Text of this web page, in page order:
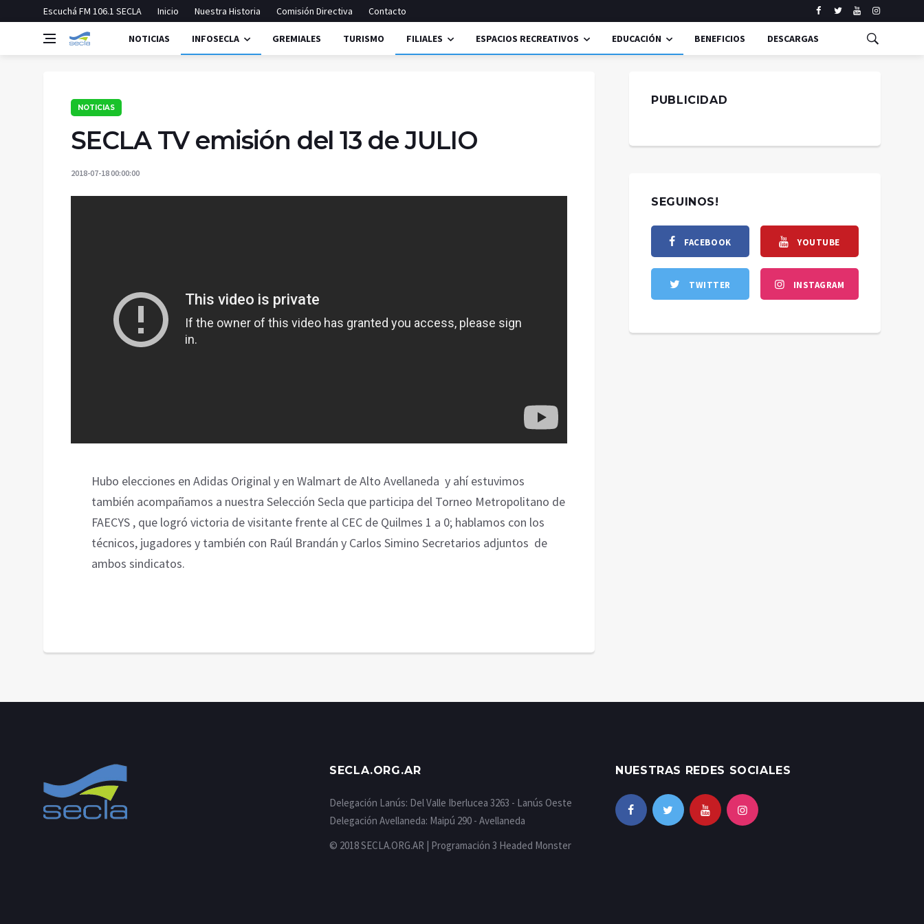
Escuchá FM 106.1 SECLA Inicio Nuestra Historia Comisión Directiva Contacto
NOTICIAS INFOSECLA GREMIALES TURISMO FILIALES ESPACIOS RECREATIVOS EDUCACIÓN BENEFICIOS DESCARGAS
NOTICIAS
SECLA TV emisión del 13 de JULIO
2018-07-18 00:00:00
Hubo elecciones en Adidas Original y en Walmart de Alto Avellaneda y ahí estuvimos
también acompañamos a nuestra Selección Secla que participa del Torneo Metropolitano de
FAECYS , que logró victoria de visitante frente al CEC de Quilmes 1 a 0; hablamos con los
técnicos, jugadores y también con Raúl Brandán y Carlos Simino Secretarios adjuntos de
ambos sindicatos.
PUBLICIDAD
SEGUINOS!
FACEBOOK
TWITTER
YOUTUBE
INSTAGRAM
SECLA.ORG.AR
Delegación Lanús: Del Valle Iberlucea 3263 - Lanús Oeste
Delegación Avellaneda: Maipú 290 - Avellaneda
© 2018 SECLA.ORG.AR | Programación 3 Headed Monster
NUESTRAS REDES SOCIALES